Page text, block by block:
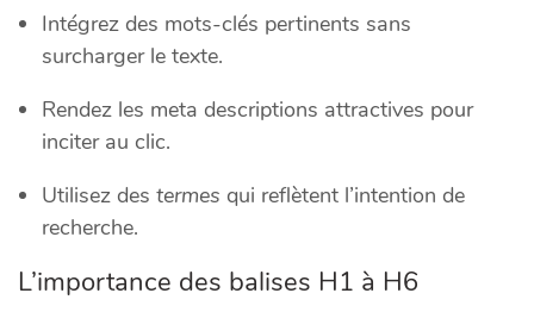
Intégrez des mots-clés pertinents sans
surcharger le texte.
Rendez les meta descriptions attractives pour
inciter au clic.
Utilisez des termes qui reflètent l’intention de
recherche.
L’importance des balises H1 à H6